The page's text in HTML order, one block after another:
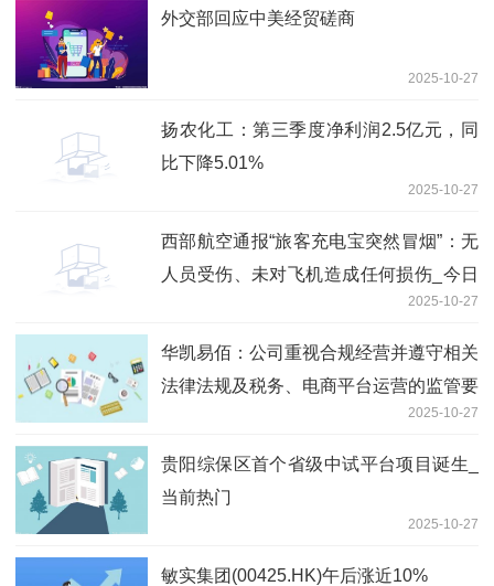
外交部回应中美经贸磋商
2025-10-27
扬农化工：第三季度净利润2.5亿元，同
比下降5.01%
2025-10-27
西部航空通报“旅客充电宝突然冒烟”：无
人员受伤、未对飞机造成任何损伤_今日
2025-10-27
华凯易佰：公司重视合规经营并遵守相关
法律法规及税务、电商平台运营的监管要
2025-10-27
贵阳综保区首个省级中试平台项目诞生_
当前热门
2025-10-27
敏实集团(00425.HK)午后涨近10%